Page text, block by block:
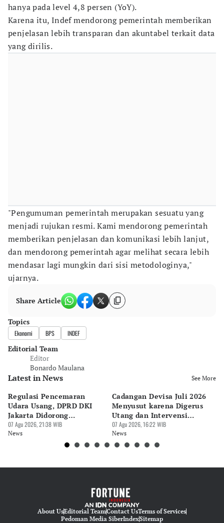
hanya pada level 4,8 persen (YoY).
Karena itu, Indef mendorong pemerintah memberikan
penjelasan lebih transparan dan akuntabel terkait data
yang dirilis.
"Pengumuman pemerintah merupakan sesuatu yang
menjadi rujukan resmi. Kami mendorong pemerintah
memberikan penjelasan dan komunikasi lebih lanjut,
dan mendorong pemerintah agar melihat secara lebih
mendasar lagi mungkin dari sisi metodologinya,"
ujarnya.
Share Article
Topics
Ekonomi BPS INDEF
Editorial Team
Editor
Bonardo Maulana
Latest in News See More
Regulasi Pencemaran
Udara Usang, DPRD DKI
Jakarta Didorong
Prioritaskan Revisi Perda
07 Agu 2026, 21:38 WIB
News
Cadangan Devisa Juli 2026
Menyusut karena Digerus
Utang dan Intervensi
Rupiah
07 Agu 2026, 16:22 WIB
News
About UsEditorial TeamContact UsTerms of Services
Pedoman Media SiberIndexSitemap